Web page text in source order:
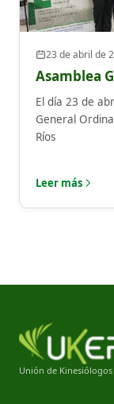
23 de abril de
Asamblea
El día 23 de
General
Ríos
Leer más
Unión de